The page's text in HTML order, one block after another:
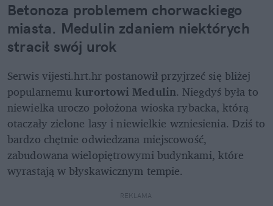
Betonoza problemem chorwackiego
miasta. Medulin zdaniem niektórych
stracił swój urok
Serwis vijesti.hrt.hr postanowił przyjrzeć się bliżej
popularnemu kurortowi Medulin. Niegdyś była to
niewielka uroczo położona wioska rybacka, którą
otaczały zielone lasy i niewielkie wzniesienia. Dziś to
bardzo chętnie odwiedzana miejscowość,
zabudowana wielopiętrowymi budynkami, które
wyrastają w błyskawicznym tempie.
REKLAMA